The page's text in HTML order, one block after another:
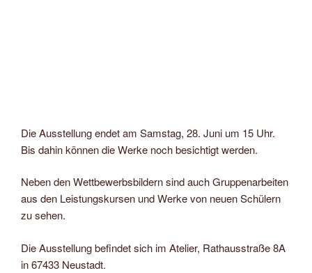
Die Ausstellung endet am Samstag, 28. Juni um 15 Uhr.
Bis dahin können die Werke noch besichtigt werden.
Neben den Wettbewerbsbildern sind auch Gruppenarbeiten
aus den Leistungskursen und Werke von neuen Schülern
zu sehen.
Die Ausstellung befindet sich im Atelier, Rathausstraße 8A
in 67433 Neustadt.